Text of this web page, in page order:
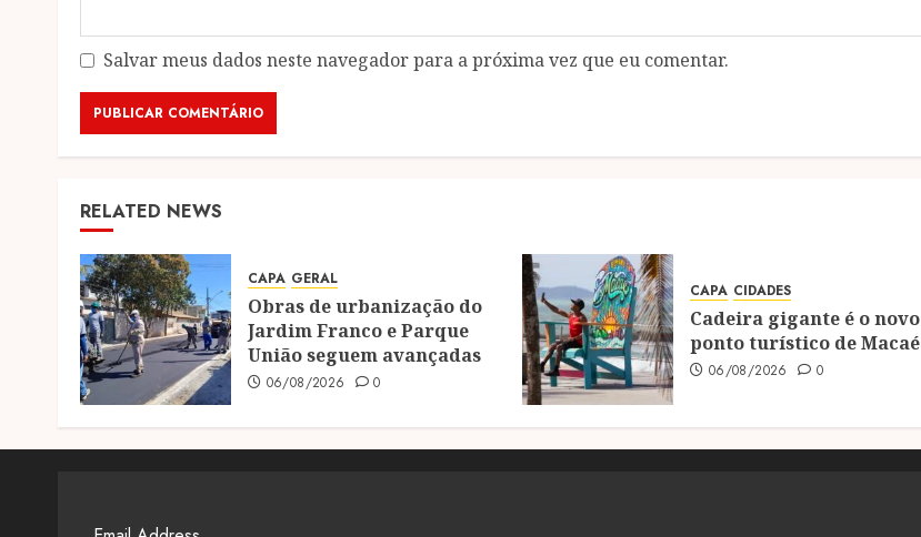
Salvar meus dados neste navegador para a próxima vez que eu comentar.
RELATED NEWS
CAPA GERAL
Obras de urbanização do
Jardim Franco e Parque
União seguem avançadas
06/08/2026 0
CAPA CIDADES
Cadeira gigante é o novo
ponto turístico de Macaé
06/08/2026 0